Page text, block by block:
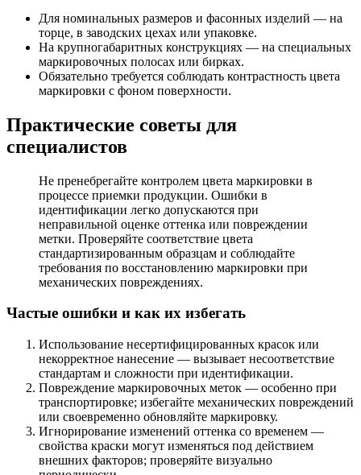
Для номинальных размеров и фасонных изделий — на
торце, в заводских цехах или упаковке.
На крупногабаритных конструкциях — на специальных
маркировочных полосах или бирках.
Обязательно требуется соблюдать контрастность цвета
маркировки с фоном поверхности.
Практические советы для
специалистов
Не пренебрегайте контролем цвета маркировки в
процессе приемки продукции. Ошибки в
идентификации легко допускаются при
неправильной оценке оттенка или повреждении
метки. Проверяйте соответствие цвета
стандартизированным образцам и соблюдайте
требования по восстановлению маркировки при
механических повреждениях.
Частые ошибки и как их избегать
Использование несертифицированных красок или
некорректное нанесение — вызывает несоответствие
стандартам и сложности при идентификации.
Повреждение маркировочных меток — особенно при
транспортировке; избегайте механических повреждений
или своевременно обновляйте маркировку.
Игнорирование изменений оттенка со временем —
свойства краски могут изменяться под действием
внешних факторов; проверяйте визуально